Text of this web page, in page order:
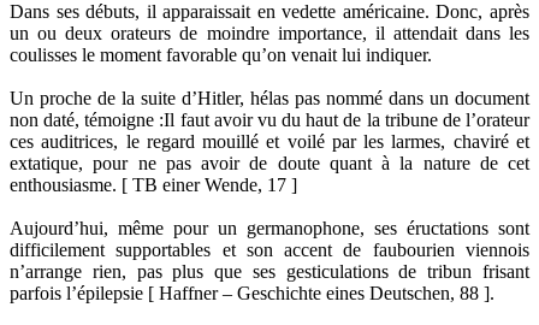
Dans ses débuts, il apparaissait en vedette américaine. Donc, après
un ou deux orateurs de moindre importance, il attendait dans les
coulisses le moment favorable qu’on venait lui indiquer.
Un proche de la suite d’Hitler, hélas pas nommé dans un document
non daté, témoigne :Il faut avoir vu du haut de la tribune de l’orateur
ces auditrices, le regard mouillé et voilé par les larmes, chaviré et
extatique, pour ne pas avoir de doute quant à la nature de cet
enthousiasme. [ TB einer Wende, 17 ]
Aujourd’hui, même pour un germanophone, ses éructations sont
difficilement supportables et son accent de faubourien viennois
n’arrange rien, pas plus que ses gesticulations de tribun frisant
parfois l’épilepsie [ Haffner – Geschichte eines Deutschen, 88 ].